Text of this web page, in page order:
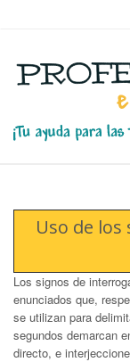
Uso de
Los signos de
enunciados que,
se utilizan para
segundos demarcan
directo, e